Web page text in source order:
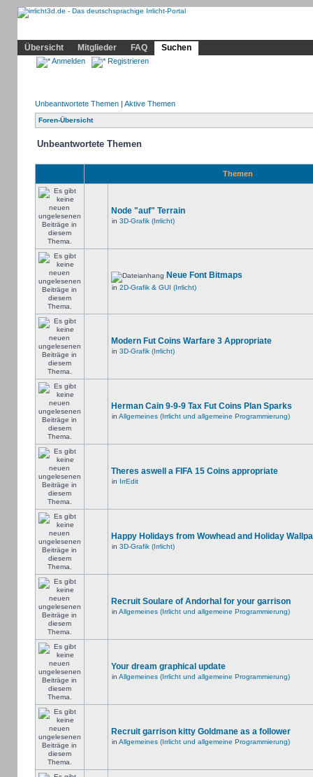
Übersicht
Mitglieder FAQ Suchen
Anmelden Registrieren
Unbeantwortete Themen| Aktive Themen
Foren-Übersicht
Unbeantwortete Themen
Themen
Node "auf" Terrain
in 3D-Grafik (Irrlicht)
Neue Font Bitmaps
in 2D-Grafik & GUI (Irrlicht)
Modern Fut Coins Warfare 3 Appropriate
in 3D-Grafik (Irrlicht)
Herman Cain 9-9-9 Tax Fut Coins Plan Sparks
in Allgemeines (Irrlicht und allgemeine Programmierung)
Theres aswell a FIFA 15 Coins appropriate
in IrrEdit
Happy Holidays from Wowhead and Holiday
in 3D-Grafik (Irrlicht)
Recruit Soulare of Andorhal for your garrison
in Allgemeines (Irrlicht und allgemeine Programmierung)
Your dream graphical update
in Allgemeines (Irrlicht und allgemeine Programmierung)
Recruit garrison kitty Goldmane as a follower
in Allgemeines (Irrlicht und allgemeine Programmierung)